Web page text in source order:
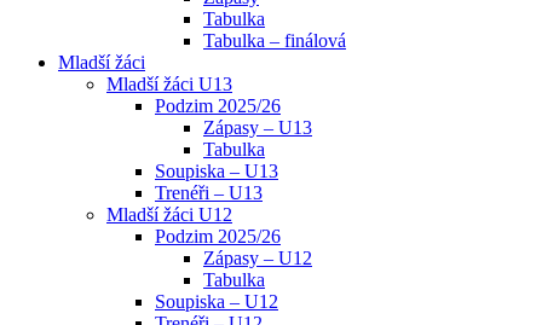
Tabulka
Tabulka – finálová
Mladší žáci
Mladší žáci U13
Podzim 2025/26
Zápasy – U13
Tabulka
Soupiska – U13
Trenéři – U13
Mladší žáci U12
Podzim 2025/26
Zápasy – U12
Tabulka
Soupiska – U12